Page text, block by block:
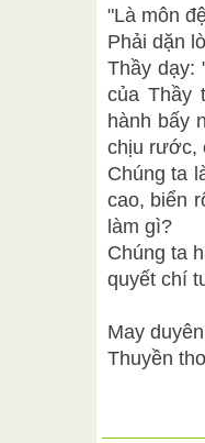
"Là môn
Phải dặn
Thầy dạy:
của Thầy
hành bấy
chịu rước,
Chúng ta
cao, biển
làm gì?
Chúng ta
quyết chí
May
Thuyền